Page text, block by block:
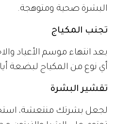
البشرة صحية ومتوهجة.
تجنب المكياج
بعد انتهاء موسم الأعياد
أي نوع من المكياج لبضعة
تقشير البشرة
لجعل بشرتك منتعشة،